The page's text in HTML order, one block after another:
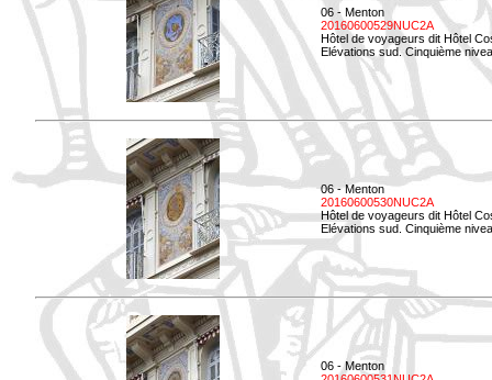
06 - Menton
20160600529NUC2A
Hôtel de voyageurs dit Hôtel
Elévations sud. Cinquième
06 - Menton
20160600530NUC2A
Hôtel de voyageurs dit Hôtel
Elévations sud. Cinquième
06 - Menton